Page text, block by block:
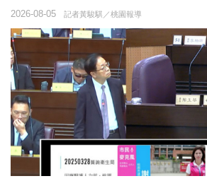
記者黃駿騏／桃園報導
2026-08-05